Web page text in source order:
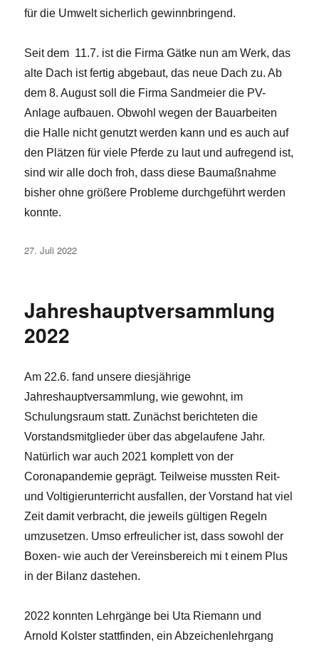
für die Umwelt sicherlich gewinnbringend.
Seit dem 11.7. ist die Firma Gätke nun am Werk, das
alte Dach ist fertig abgebaut, das neue Dach zu. Ab
dem 8. August soll die Firma Sandmeier die PV-
Anlage aufbauen. Obwohl wegen der Bauarbeiten
die Halle nicht genutzt werden kann und es auch auf
den Plätzen für viele Pferde zu laut und aufregend ist,
sind wir alle doch froh, dass diese Baumaßnahme
bisher ohne größere Probleme durchgeführt werden
konnte.
Veröffentlicht
27. Juli 2022
Jahreshauptversammlung
2022
Am 22.6. fand unsere diesjährige
Jahreshauptversammlung, wie gewohnt, im
Schulungsraum statt. Zunächst berichteten die
Vorstandsmitglieder über das abgelaufene Jahr.
Natürlich war auch 2021 komplett von der
Coronapandemie geprägt. Teilweise mussten Reit-
und Voltigierunterricht ausfallen, der Vorstand hat viel
Zeit damit verbracht, die jeweils gültigen Regeln
umzusetzen. Umso erfreulicher ist, dass sowohl der
Boxen- wie auch der Vereinsbereich mi t einem Plus
in der Bilanz dastehen.
2022 konnten Lehrgänge bei Uta Riemann und
Arnold Kolster stattfinden, ein Abzeichenlehrgang